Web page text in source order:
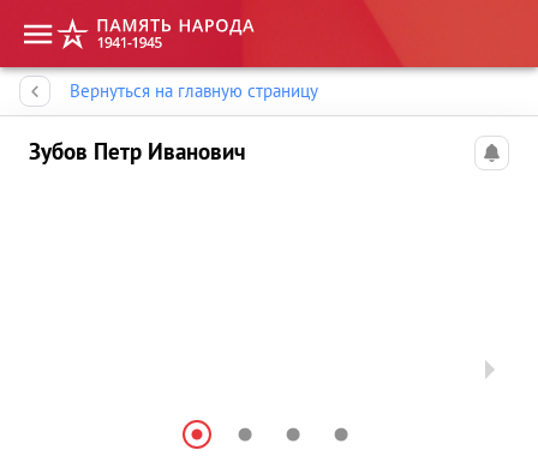
Вернуться на главную страницу
Зубов Петр Иванович
Память народа